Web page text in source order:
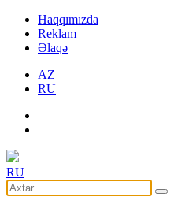
Haqqımızda
Reklam
Əlaqə
AZ
RU
RU